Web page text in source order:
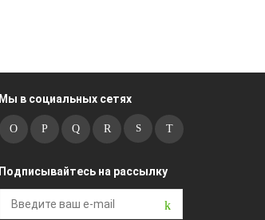
Мы в социальных сетях
Подписывайтесь на рассылку